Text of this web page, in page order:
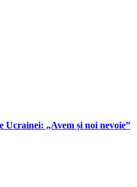
„Avem și noi nevoie”